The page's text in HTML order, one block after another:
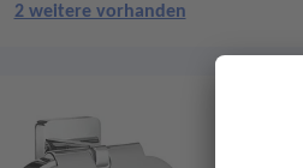
2 weitere vorhanden